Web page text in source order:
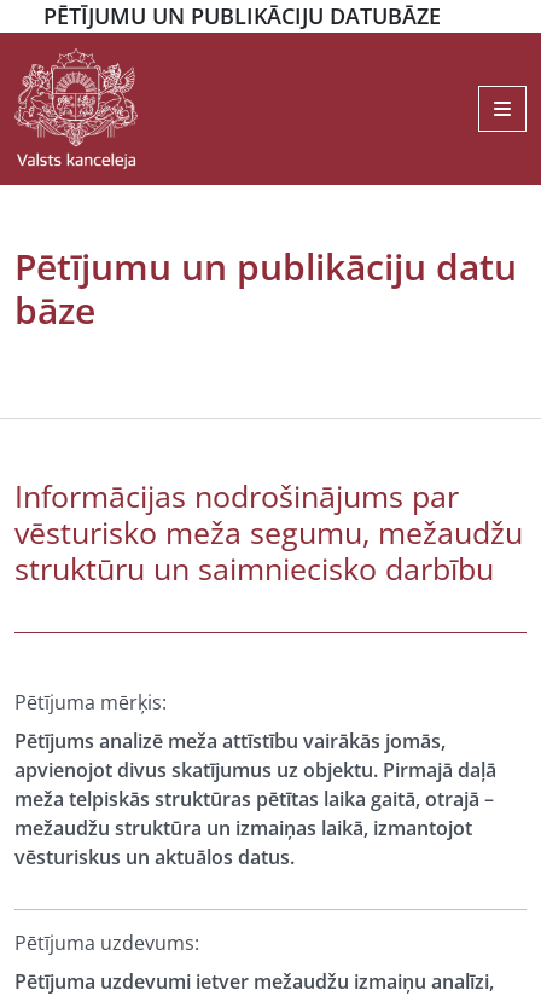
PĒTĪJUMU UN PUBLIKĀCIJU DATUBĀZE
Pētījumu un publikāciju datu
bāze
Informācijas nodrošinājums par
vēsturisko meža segumu, mežaudžu
struktūru un saimniecisko darbību
Pētījuma mērķis:
Pētījums analizē meža attīstību vairākās jomās,
apvienojot divus skatījumus uz objektu. Pirmajā daļā
meža telpiskās struktūras pētītas laika gaitā, otrajā –
mežaudžu struktūra un izmaiņas laikā, izmantojot
vēsturiskus un aktuālos datus.
Pētījuma uzdevums:
Pētījuma uzdevumi ietver mežaudžu izmaiņu analīzi,